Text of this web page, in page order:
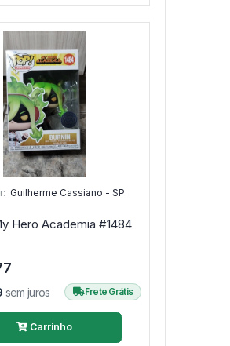
Guilherme Cassiano - SP
Burnin - My Hero Academia #1484
sem juros Frete Grátis
Carrinho